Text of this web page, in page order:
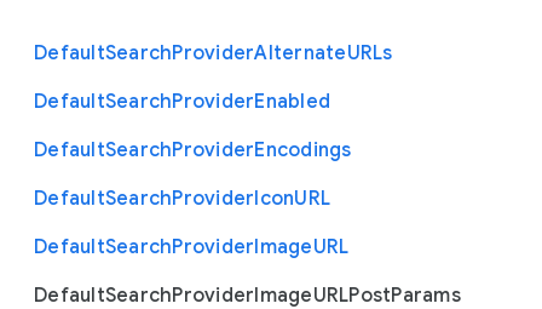
DefaultSearchProviderAlternateURLs
DefaultSearchProviderEnabled
DefaultSearchProviderEncodings
DefaultSearchProviderIconURL
DefaultSearchProviderImageURL
DefaultSearchProviderImageURLPostParams